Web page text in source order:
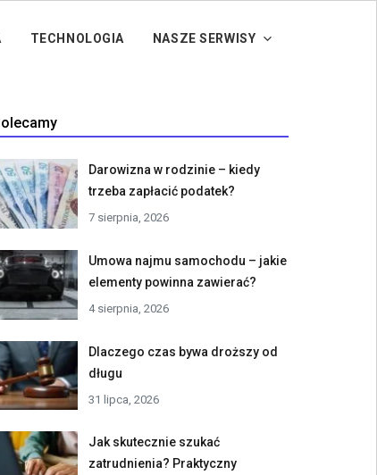
TECHNOLOGIA NASZE SERWISY
Darowizna w rodzinie – kiedy
trzeba zapłacić podatek?
7 sierpnia, 2026
Umowa najmu samochodu – jakie
elementy powinna zawierać?
4 sierpnia, 2026
Dlaczego czas bywa droższy od
długu
31 lipca, 2026
Jak skutecznie szukać
zatrudnienia? Praktyczny